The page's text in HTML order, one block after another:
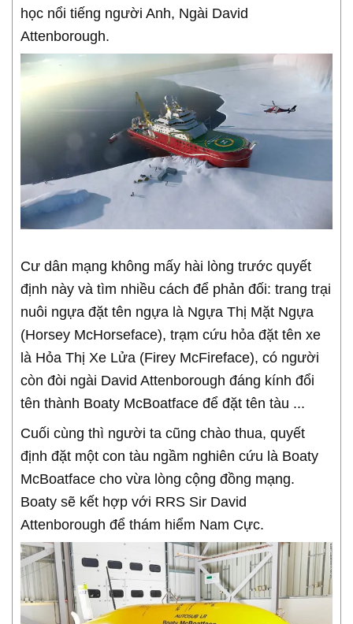
học nổi tiếng người Anh, Ngài David
Attenborough.
Cư dân mạng không mấy hài lòng trước quyết
định này và tìm nhiều cách để phản đối: trang trại
nuôi ngựa đặt tên ngựa là Ngựa Thị Mặt Ngựa
(Horsey McHorseface), trạm cứu hỏa đặt tên xe
là Hỏa Thị Xe Lửa (Firey McFireface), có người
còn đòi ngài David Attenborough đáng kính đổi
tên thành Boaty McBoatface để đặt tên tàu ...
Cuối cùng thì người ta cũng chào thua, quyết
định đặt một con tàu ngầm nghiên cứu là Boaty
McBoatface cho vừa lòng cộng đồng mạng.
Boaty sẽ kết hợp với RRS Sir David
Attenborough để thám hiểm Nam Cực.